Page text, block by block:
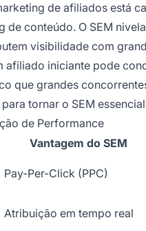
de afiliados está
de conteúdo. O SEM
visibilidade com
afiliado iniciante pode
que grandes
tornar o SEM
de Performance
Vantagem do SEM
Pay-Per-Click (PPC)
Atribuição em tempo real